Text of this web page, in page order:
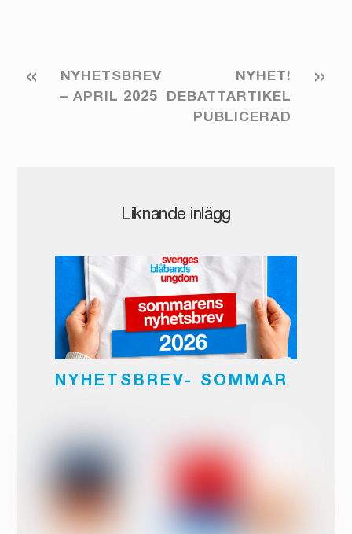
«
NYHETSBREV
– APRIL 2025
»
NYHET!
DEBATTARTIKEL
PUBLICERAD
Liknande inlägg
NYHETSBREV- SOMMAR